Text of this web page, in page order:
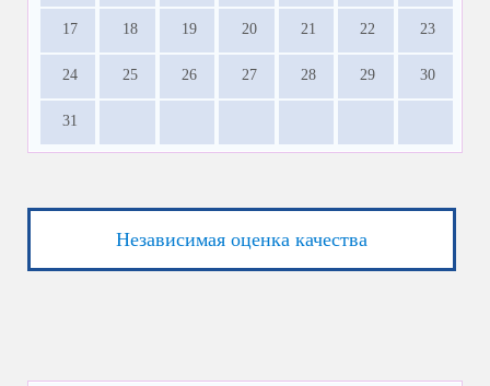
17 18 19 20 21 22 23
24 25 26 27 28 29 30
31
Независимая оценка качества